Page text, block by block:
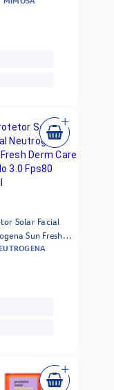
Solar Facial
Sun Fresh
Care Fluido 3.0